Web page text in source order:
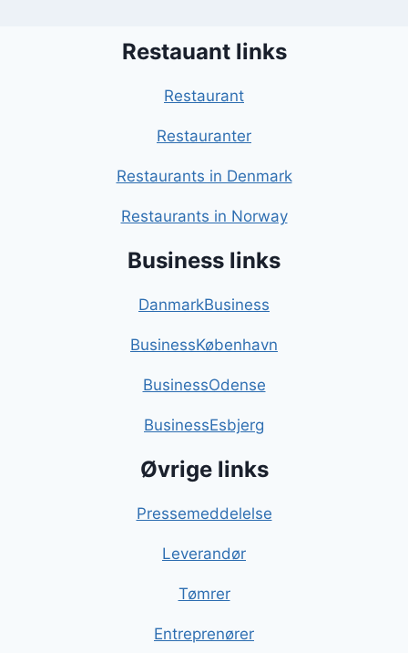
Restauant links
Restaurant
Restauranter
Restaurants in Denmark
Restaurants in Norway
Business links
DanmarkBusiness
BusinessKøbenhavn
BusinessOdense
BusinessEsbjerg
Øvrige links
Pressemeddelelse
Leverandør
Tømrer
Entreprenører